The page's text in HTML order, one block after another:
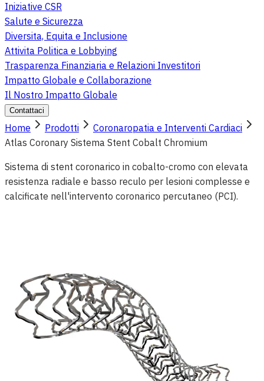
Iniziative CSR
Salute e Sicurezza
Diversita, Equita e Inclusione
Attivita Politica e Lobbying
Trasparenza Finanziaria e Relazioni Investitori
Impatto Globale e Collaborazione
Il Nostro Impatto Globale
Contattaci
Home Prodotti
Coronaropatia e Interventi Cardiaci
Atlas Coronary Sistema Stent Cobalt Chromium
Sistema di stent coronarico in cobalto-cromo con elevata
resistenza radiale e basso reculo per lesioni complesse e
calcificate nell'intervento coronarico percutaneo (PCI).